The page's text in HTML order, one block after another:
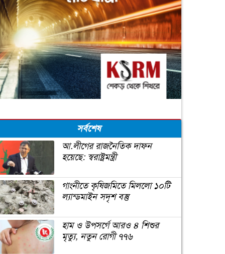
সর্বশেষ
আ.লীগের রাজনৈতিক দাফন
হয়েছে: স্বরাষ্ট্রমন্ত্রী
গাংনীতে কৃষিজমিতে মিললো ১০টি
ল্যান্ডমাইন সদৃশ বস্তু
হাম ও উপসর্গে আরও ৪ শিশুর
মৃত্যু, নতুন রোগী ৭৭৬